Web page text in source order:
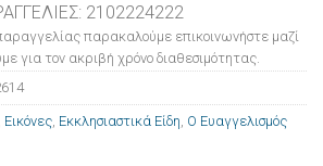
2102224222
παρακαλούμε επικοινωνήστε μαζί
για τον ακριβή χρόνο διαθεσιμότητας.
Εικόνες Εκκλησιαστικά Είδη Ο Ευαγγελισμός